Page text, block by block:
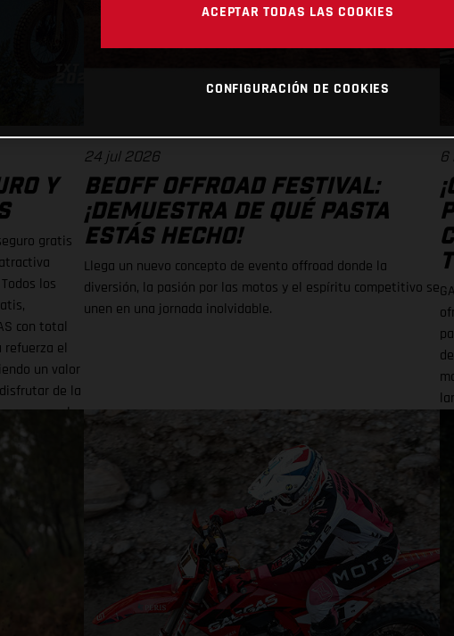
Y
gratis
los
con total
el
un valor
de la
como en las
Offroad es
mensual, y
sobre
con el
del 27
24 jul 2026
BEOFF OFFROAD FESTIVAL:
¡DEMUESTRA DE QUÉ PASTA
ESTÁS HECHO!
Llega un nuevo concepto de evento offroad donde la
diversión, la pasión por las motos y el espíritu competitivo se
unen en una jornada inolvidable.
6
ACEPTAR TODAS LAS COOKIES
CONFIGURACIÓN DE COOKIES